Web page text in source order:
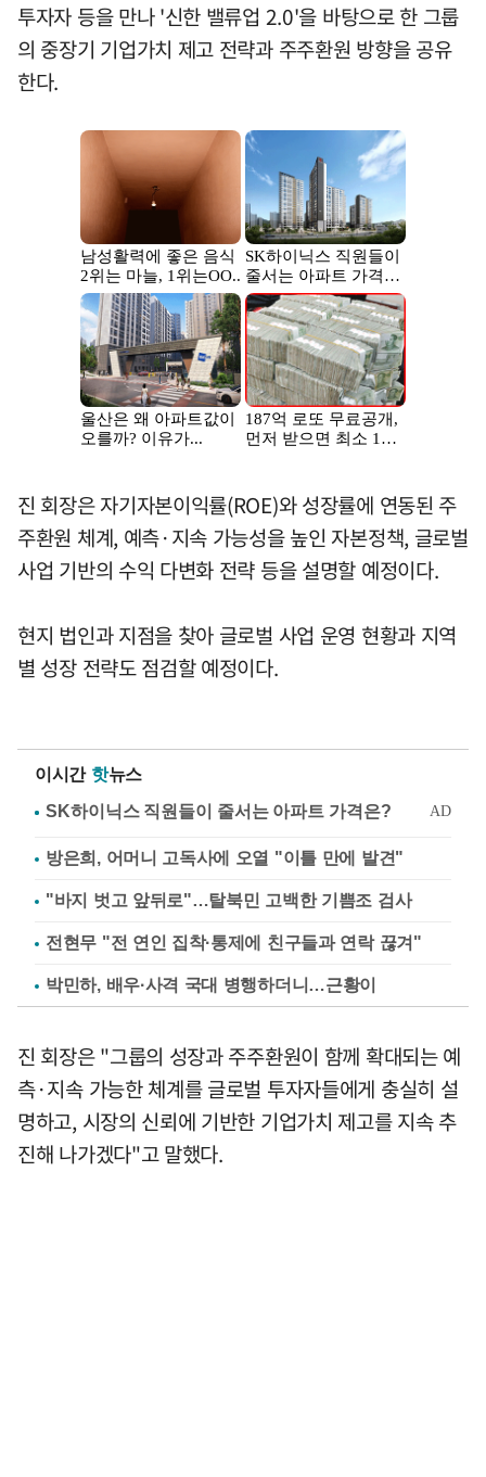
투자자 등을 만나 '신한 밸류업 2.0'을 바탕으로 한 그룹
의 중장기 기업가치 제고 전략과 주주환원 방향을 공유
한다.
진 회장은 자기자본이익률(ROE)와 성장률에 연동된 주
주환원 체계, 예측·지속 가능성을 높인 자본정책, 글로벌
사업 기반의 수익 다변화 전략 등을 설명할 예정이다.
현지 법인과 지점을 찾아 글로벌 사업 운영 현황과 지역
별 성장 전략도 점검할 예정이다.
이시간 핫뉴스
방은희, 어머니 고독사에 오열 "이틀 만에 발견"
"바지 벗고 앞뒤로"…탈북민 고백한 기쁨조 검사
전현무 "전 연인 집착·통제에 친구들과 연락 끊겨"
박민하, 배우·사격 국대 병행하더니…근황이
진 회장은 "그룹의 성장과 주주환원이 함께 확대되는 예
측·지속 가능한 체계를 글로벌 투자자들에게 충실히 설
명하고, 시장의 신뢰에 기반한 기업가치 제고를 지속 추
진해 나가겠다"고 말했다.